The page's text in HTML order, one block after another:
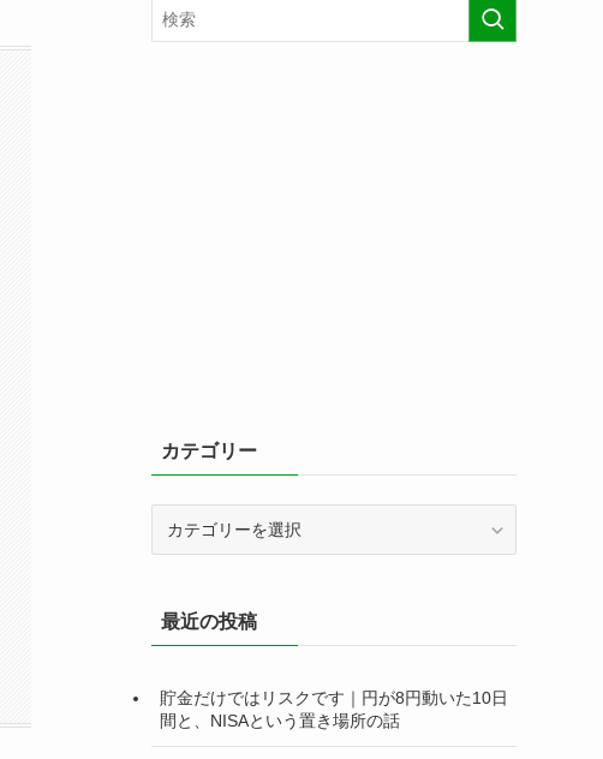
カテゴリー
ー最近の投稿
貯金だけではリスクです｜円が8円動いた10日
間と、NISAという置き場所の話